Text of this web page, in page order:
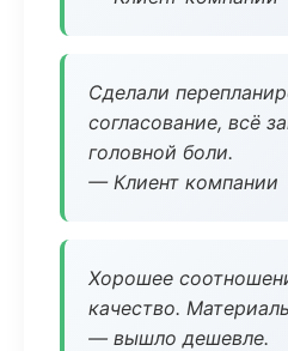
Сделали
согласование, всё
головной боли.
— Клиент компании
Хорошее
качество.
— вышло дешевле.